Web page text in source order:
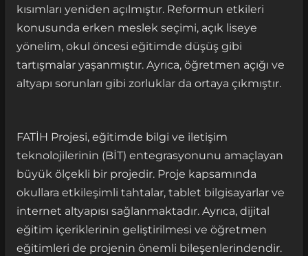
kısımları yeniden açılmıştır. Reformun etkileri
konusunda erken meslek seçimi, açık liseye
yönelim, okul öncesi eğitimde düşüş gibi
tartışmalar yaşanmıştır. Ayrıca, öğretmen açığı ve
altyapı sorunları gibi zorluklar da ortaya çıkmıştır.
FATİH Projesi, eğitimde bilgi ve iletişim
teknolojilerinin (BİT) entegrasyonunu amaçlayan
büyük ölçekli bir projedir. Proje kapsamında
okullara etkileşimli tahtalar, tablet bilgisayarlar ve
internet altyapısı sağlanmaktadır. Ayrıca, dijital
eğitim içeriklerinin geliştirilmesi ve öğretmen
eğitimleri de projenin önemli bileşenlerindendir.